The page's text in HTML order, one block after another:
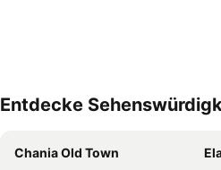
Entdecke
Chania Old Town